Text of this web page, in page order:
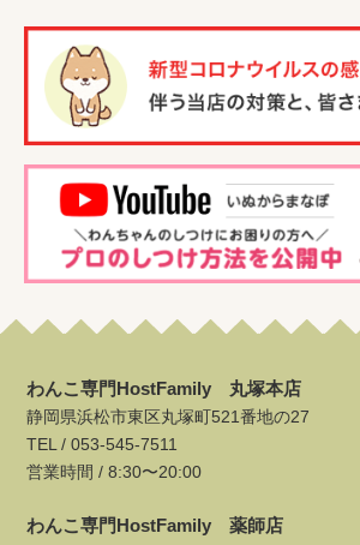
わんこ専門HostFamily 丸塚本店
静岡県浜松市東区丸塚町521番地の27
TEL /053-545-7511
営業時間 / 8:30〜20:00
わんこ専門HostFamily 薬師店